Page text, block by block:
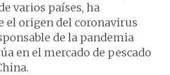
varios países, ha
el origen del coronavirus
de la pandemia
en el mercado de pescado